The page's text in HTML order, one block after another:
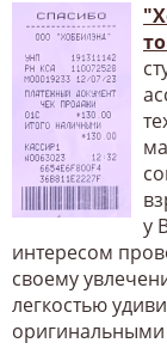
у
интересом
своему
легкостью
оригинальными